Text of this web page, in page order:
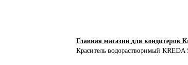
Главная магазин для кондитеров
Краситель водорастворимый